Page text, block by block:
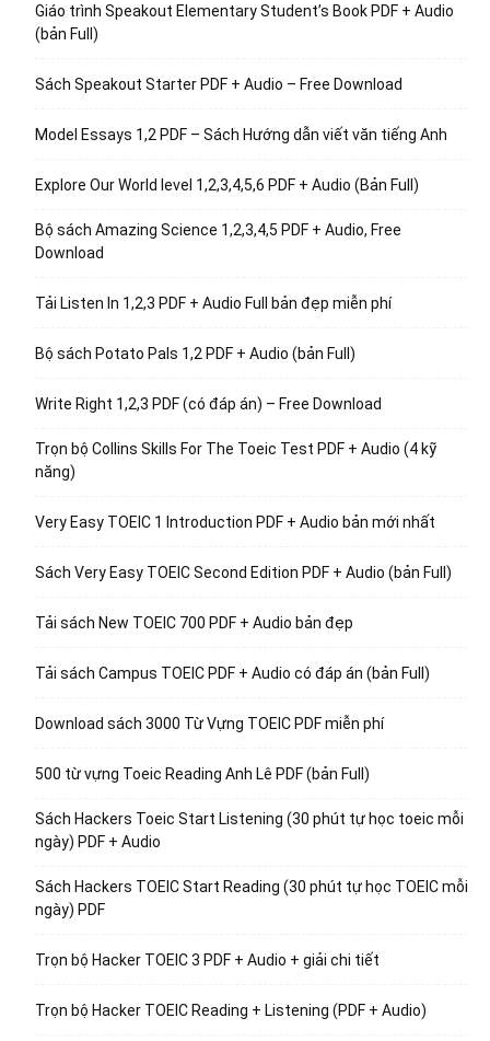
Giáo trình Speakout Elementary Student’s Book PDF + Audio
(bản Full)
Sách Speakout Starter PDF + Audio – Free Download
Model Essays 1,2 PDF – Sách Hướng dẫn viết văn tiếng Anh
Explore Our World level 1,2,3,4,5,6 PDF + Audio (Bản Full)
Bộ sách Amazing Science 1,2,3,4,5 PDF + Audio, Free
Download
Tải Listen In 1,2,3 PDF + Audio Full bản đẹp miễn phí
Bộ sách Potato Pals 1,2 PDF + Audio (bản Full)
Write Right 1,2,3 PDF (có đáp án) – Free Download
Trọn bộ Collins Skills For The Toeic Test PDF + Audio (4 kỹ
năng)
Very Easy TOEIC 1 Introduction PDF + Audio bản mới nhất
Sách Very Easy TOEIC Second Edition PDF + Audio (bản Full)
Tải sách New TOEIC 700 PDF + Audio bản đẹp
Tải sách Campus TOEIC PDF + Audio có đáp án (bản Full)
Download sách 3000 Từ Vựng TOEIC PDF miễn phí
500 từ vựng Toeic Reading Anh Lê PDF (bản Full)
Sách Hackers Toeic Start Listening (30 phút tự học toeic mỗi
ngày) PDF + Audio
Sách Hackers TOEIC Start Reading (30 phút tự học TOEIC mỗi
ngày) PDF
Trọn bộ Hacker TOEIC 3 PDF + Audio + giải chi tiết
Trọn bộ Hacker TOEIC Reading + Listening (PDF + Audio)